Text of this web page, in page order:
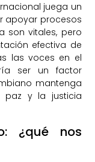
juega un
apoyar procesos
son vitales, pero
efectiva de
las voces en el
ser un factor
mantenga
paz y la justicia
¿qué nos